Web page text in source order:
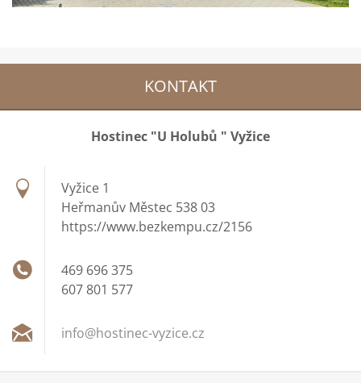
KONTAKT
Hostinec "U Holubů " Vyžice
Vyžice 1
Heřmanův Městec 538 03
https://www.bezkempu.cz/2156
469 696 375
607 801 577
info@hostinec-vyzice.cz